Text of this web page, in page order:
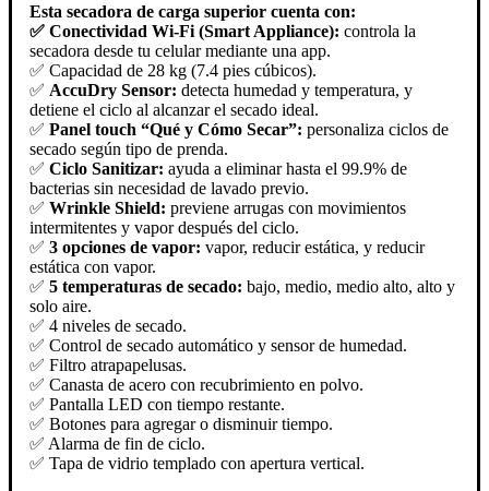
Esta secadora de carga superior cuenta con:
✅ Conectividad Wi-Fi (Smart Appliance): controla la
secadora desde tu celular mediante una app.
✅ Capacidad de 28 kg (7.4 pies cúbicos).
✅ AccuDry Sensor: detecta humedad y temperatura, y
detiene el ciclo al alcanzar el secado ideal.
✅ Panel touch “Qué y Cómo Secar”: personaliza ciclos de
secado según tipo de prenda.
✅ Ciclo Sanitizar: ayuda a eliminar hasta el 99.9% de
bacterias sin necesidad de lavado previo.
✅ Wrinkle Shield: previene arrugas con movimientos
intermitentes y vapor después del ciclo.
✅ 3 opciones de vapor: vapor, reducir estática, y reducir
estática con vapor.
✅ 5 temperaturas de secado: bajo, medio, medio alto, alto y
solo aire.
✅ 4 niveles de secado.
✅ Control de secado automático y sensor de humedad.
✅ Filtro atrapapelusas.
✅ Canasta de acero con recubrimiento en polvo.
✅ Pantalla LED con tiempo restante.
✅ Botones para agregar o disminuir tiempo.
✅ Alarma de fin de ciclo.
✅ Tapa de vidrio templado con apertura vertical.